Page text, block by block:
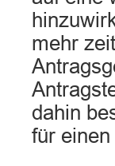
mehr
dahin
für